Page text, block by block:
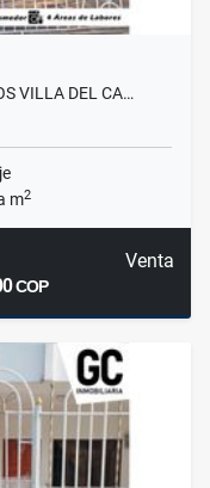
VILLA DEL CA…
m2
Venta
COP